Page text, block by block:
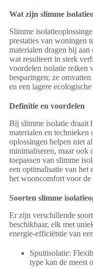
Wat zijn slimme
Slimme
prestaties van woningen
materialen dragen bij aan
wat resulteert in sterk
voordelen isolatie reiken
besparingen; ze
en een lagere
Definitie en voordelen
Bij slimme isolatie draait
materialen en technieken
oplossingen helpen niet
minimaliseren, maar ook
toepassen van slimme
een optimalisatie van het
het wooncomfort voor de
Soorten slimme
Er zijn verschillende
beschikbaar, elk met
energie-efficiëntie van
Spuitisolatie:
type kan de meest